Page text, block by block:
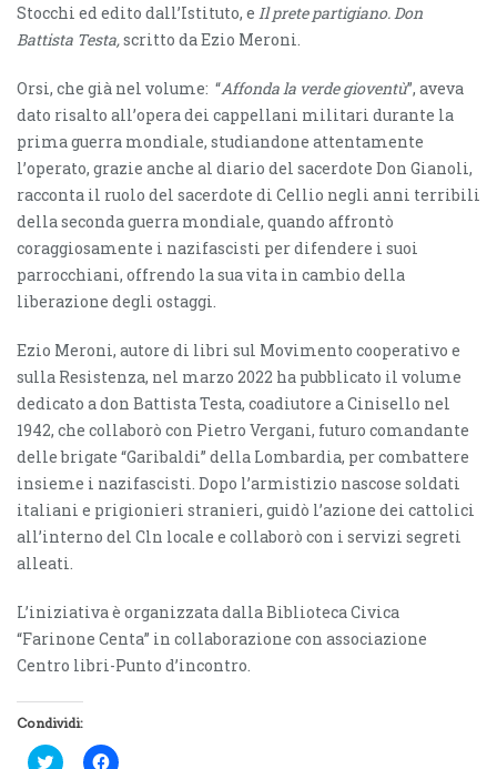
Stocchi ed edito dall’Istituto, e Il prete partigiano. Don
Battista Testa,scritto da Ezio Meroni.
Orsi, che già nel volume: “Affonda la verde gioventù”, aveva
dato risalto all’opera dei cappellani militari durante la
prima guerra mondiale, studiandone attentamente
l’operato, grazie anche al diario del sacerdote Don Gianoli,
racconta il ruolo del sacerdote di Cellio negli anni terribili
della seconda guerra mondiale, quando affrontò
coraggiosamente i nazifascisti per difendere i suoi
parrocchiani, offrendo la sua vita in cambio della
liberazione degli ostaggi.
Ezio Meroni, autore di libri sul Movimento cooperativo e
sulla Resistenza, nel marzo 2022 ha pubblicato il volume
dedicato a don Battista Testa, coadiutore a Cinisello nel
1942, che collaborò con Pietro Vergani, futuro comandante
delle brigate “Garibaldi” della Lombardia, per combattere
insieme i nazifascisti. Dopo l’armistizio nascose soldati
italiani e prigionieri stranieri, guidò l’azione dei cattolici
all’interno del Cln locale e collaborò con i servizi segreti
alleati.
L’iniziativa è organizzata dalla Biblioteca Civica
“Farinone Centa” in collaborazione con associazione
Centro libri-Punto d’incontro.
Condividi:
F F